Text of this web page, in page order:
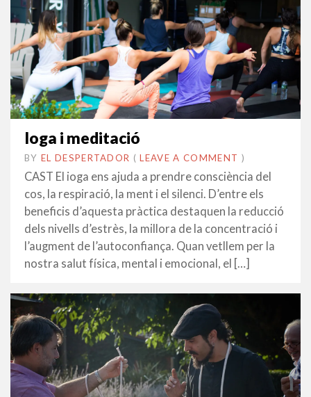
Ioga i meditació
BY EL DESPERTADOR ON
7
FEBRER
2022
•(LEAVE A COMMENT )
CAST El ioga ens ajuda a prendre consciència del
cos, la respiració, la ment i el silenci. D’entre els
beneficis d’aquesta pràctica destaquen la reducció
dels nivells d’estrès, la millora de la concentració i
l’augment de l’autoconfiança. Quan vetllem per la
nostra salut física, mental i emocional, el […]